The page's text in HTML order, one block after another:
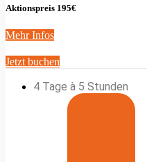
Aktionspreis 195€
Mehr Infos
Jetzt buchen
4 Tage à 5 Stunden